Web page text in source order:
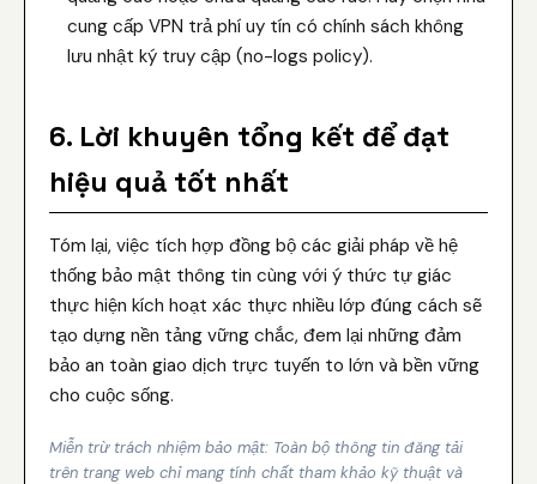
cung cấp VPN trả phí uy tín có chính sách không
lưu nhật ký truy cập (no-logs policy).
6. Lời khuyên tổng kết để đạt
hiệu quả tốt nhất
Tóm lại, việc tích hợp đồng bộ các giải pháp về hệ
thống bảo mật thông tin cùng với ý thức tự giác
thực hiện kích hoạt xác thực nhiều lớp đúng cách sẽ
tạo dựng nền tảng vững chắc, đem lại những đảm
bảo an toàn giao dịch trực tuyến to lớn và bền vững
cho cuộc sống.
Miễn trừ trách nhiệm bảo mật: Toàn bộ thông tin đăng tải
trên trang web chỉ mang tính chất tham khảo kỹ thuật và